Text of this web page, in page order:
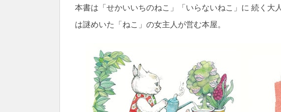
本書は「せかいいちのねこ」「いらないねこ」に 続く大
は謎めいた「ねこ」の女主人が営む本屋。